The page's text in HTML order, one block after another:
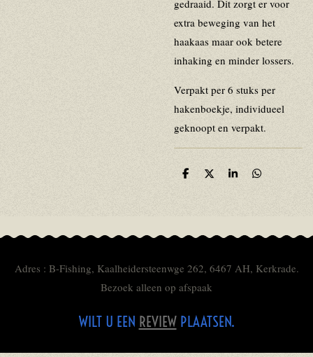
gedraaid. Dit zorgt er voor
extra beweging van het
haakaas maar ook betere
inhaking en minder lossers.
Verpakt per 6 stuks per
hakenboekje, individueel
geknoopt en verpakt.
D
D
S
D
Adres : B-Fishing, Kaalheidersteenwge 262, 6467 AH, Kerkrade.
Bezoek alleen op afspaak
WILT U EEN REVIEWPLAATSEN.